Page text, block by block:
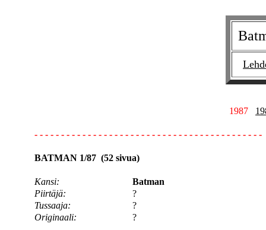
1987
- - - - - - - - - - - - - - - - - - - - - - - - - - - - - - - - - - - - - - - - - - -
BATMAN 1/87 (52 sivua)
Kansi:
Batman
Piirtäjä:
?
Tussaaja:
?
Originaali:
?